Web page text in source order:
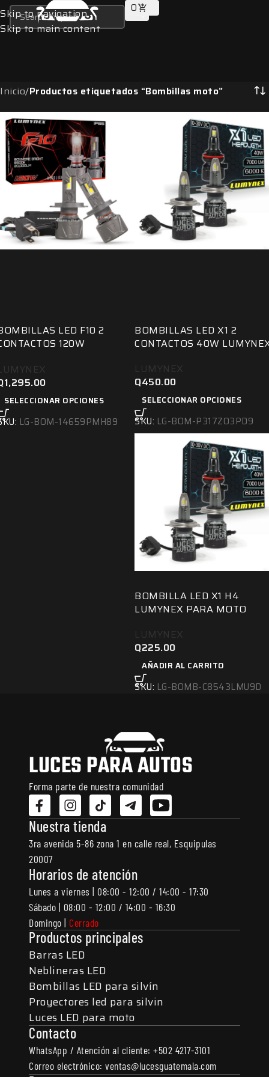
Skip to navigation
Skip to main content
0
Inicio/Productos etiquetados “Bombillas moto”
LED F10 2
120W
1,295.00
SELECCIONAR OPCIONES
LG-BOM-14659PMH89
BOMBILLAS LED X1 2
CONTACTOS 40W
LUMYNEX
Q450.00
SELECCIONAR OPCIONES
SKU: LG-BOM-P317ZO3PD9
BOMBILLA LED X1 H4
LUMYNEX PARA MOTO
LUMYNEX
Q225.00
AÑADIR AL CARRITO
SKU: LG-BOMB-C8543LMU9D
LUCES PARA AUTOS
Forma parte de nuestra comunidad
Nuestra tienda
3ra avenida 5-86 zona 1 en calle real, Esquipulas
20007
Horarios de atención
Lunes a viernes | 08:00 - 12:00 / 14:00 - 17:30
Sábado | 08:00 - 12:00 / 14:00 - 16:30
Domingo | Cerrado
Productos principales
Barras LED
Neblineras LED
Bombillas LED para silvín
Proyectores led para silvin
Luces LED para moto
Contacto
WhatsApp / Atención al cliente: +502 4217-3101
Correo electrónico: ventas@lucesguatemala.com